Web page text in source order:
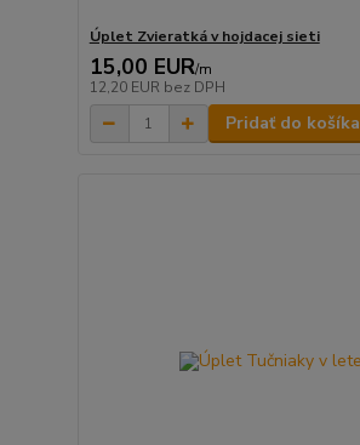
Úplet Zvieratká v hojdacej sieti
15,00 EUR/m
12,20 EUR bez DPH
Pridať do košíka